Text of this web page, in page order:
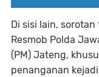
Di sisi lain,
Resmob Polda
(PM) Jateng,
penanganan